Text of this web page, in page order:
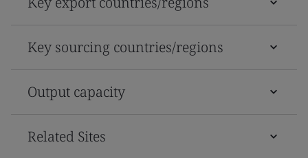
Key sourcing countries/regions
Output capacity
Related Sites